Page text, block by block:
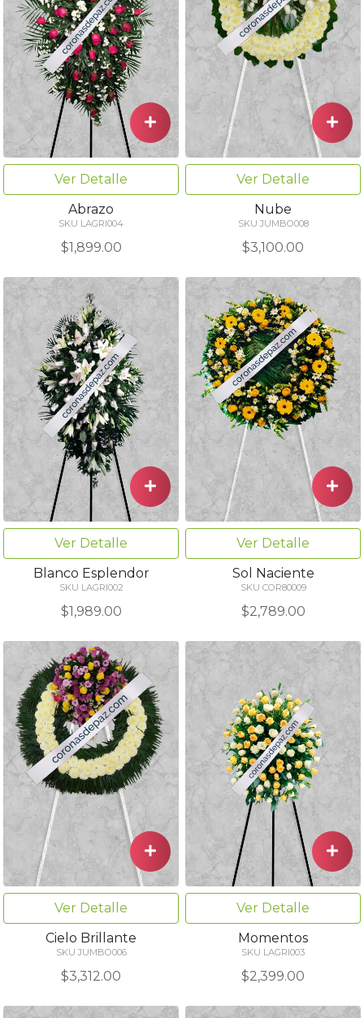
Ver Detalle
Abrazo
SKU LAGRI004
$1,899.00
Ver Detalle
Nube
SKU JUMBO008
$3,100.00
Ver Detalle
Blanco Esplendor
SKU LAGRI002
$1,989.00
Ver Detalle
Sol Naciente
SKU COR80009
$2,789.00
Ver Detalle
Cielo Brillante
SKU JUMBO006
$3,312.00
Ver Detalle
Momentos
SKU LAGRI003
$2,399.00